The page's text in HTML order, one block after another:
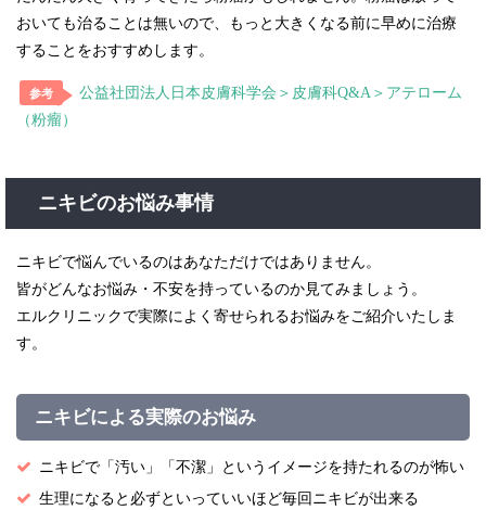
おいても治ることは無いので、もっと大きくなる前に早めに治療
することをおすすめします。
参考 公益社団法人日本皮膚科学会＞皮膚科Q&A ＞アテローム
（粉瘤）
ニキビのお悩み事情
ニキビで悩んでいるのはあなただけではありません。
皆がどんなお悩み・不安を持っているのか見てみましょう。
エルクリニックで実際によく寄せられるお悩みをご紹介いたしま
す。
ニキビによる実際のお悩み
ニキビで「汚い」「不潔」というイメージを持たれるのが怖い
生理になると必ずといっていいほど毎回ニキビが出来る